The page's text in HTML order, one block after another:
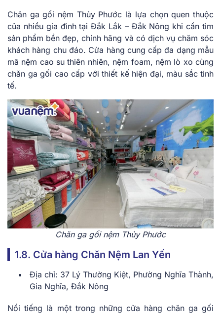
Chăn ga gối nệm Thủy Phước là lựa chọn quen thuộc
của nhiều gia đình tại Đắk Lắk – Đắk Nông khi cần tìm
sản phẩm bền đẹp, chính hãng và có dịch vụ chăm sóc
khách hàng chu đáo. Cửa hàng cung cấp đa dạng mẫu
mã nệm cao su thiên nhiên, nệm foam, nệm lò xo cùng
chăn ga gối cao cấp với thiết kế hiện đại, màu sắc tinh
tế.
Chăn ga gối nệm Thủy Phước
1.8. Cửa hàng Chăn Nệm Lan Yến
Địa chỉ: 37 Lý Thường Kiệt, Phường Nghĩa Thành,
Gia Nghĩa, Đắk Nông
Nổi tiếng là một trong những cửa hàng chăn ga gối